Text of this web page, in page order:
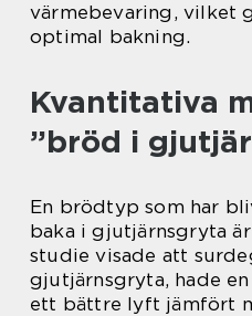
värmebevaring, vilket
optimal bakning.
Kvantitativa
”bröd i
En brödtyp som har
baka i gjutjärnsgryta
studie visade att
gjutjärnsgryta, hade
ett bättre lyft jämfört